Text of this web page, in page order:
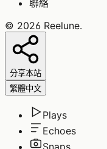
聯絡
© 2026 Reelune.
分享本站
繁體中文
Plays
Echoes
Snaps